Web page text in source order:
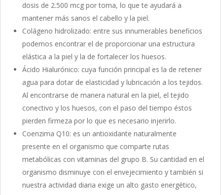
dosis de 2.500 mcg por toma, lo que te ayudará a
mantener más sanos el cabello y la piel.
Colágeno hidrolizado: entre sus innumerables beneficios
podemos encontrar el de proporcionar una estructura
elástica a la piel y la de fortalecer los huesos.
Ácido Hialurónico: cuya función principal es la de retener
agua para dotar de elasticidad y lubricación a los tejidos.
Al encontrarse de manera natural en la piel, el tejido
conectivo y los huesos, con el paso del tiempo éstos
pierden firmeza por lo que es necesario injerirlo.
Coenzima Q10: es un antioxidante naturalmente
presente en el organismo que comparte rutas
metabólicas con vitaminas del grupo B. Su cantidad en el
organismo disminuye con el envejecimiento y también si
nuestra actividad diaria exige un alto gasto energético,